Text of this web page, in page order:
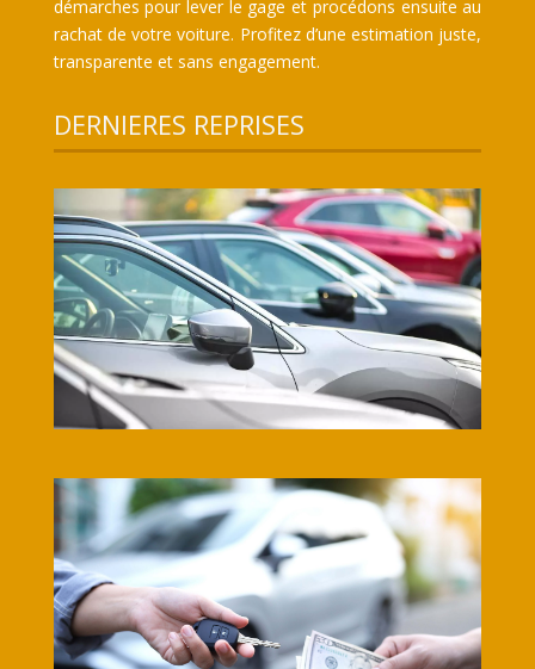
démarches pour lever le gage et procédons ensuite au
rachat de votre voiture. Profitez d’une estimation juste,
transparente et sans engagement.
DERNIERES REPRISES